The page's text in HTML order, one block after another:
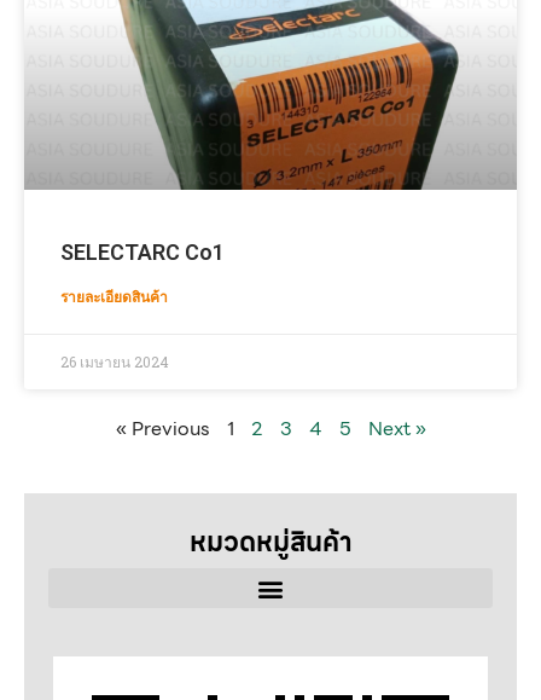
หมวดหมู่สินค้า
ลวดเชื่อม
SELECTARC Co1
รายละเอียดสินค้า
26 เมษายน 2024
« Previous 1 2 3 4 5 Next »